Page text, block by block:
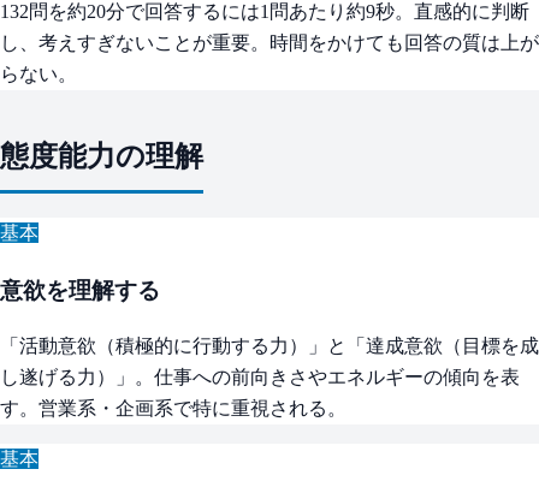
132問を約20分で回答するには1問あたり約9秒。直感的に判断
し、考えすぎないことが重要。時間をかけても回答の質は上が
らない。
態度能力の理解
基本
意欲を理解する
「活動意欲（積極的に行動する力）」と「達成意欲（目標を成
し遂げる力）」。仕事への前向きさやエネルギーの傾向を表
す。営業系・企画系で特に重視される。
基本